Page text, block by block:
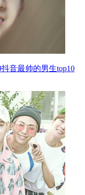
音最帅的男生top10